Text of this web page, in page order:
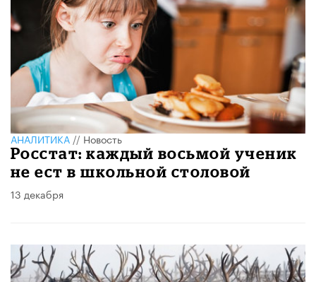
АНАЛИТИКА//Новость
Росстат: каждый восьмой ученик
не ест в школьной столовой
13 декабря